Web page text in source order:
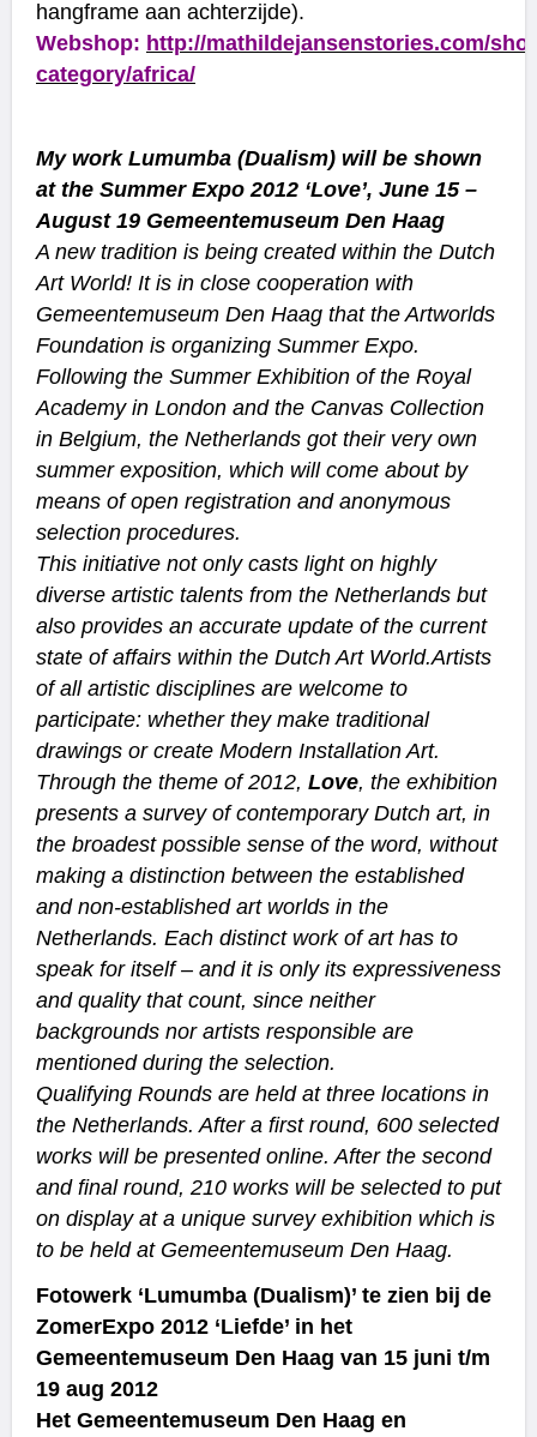
hangframe aan achterzijde).
Webshop: http://mathildejansenstories.com/
category/africa/
My work Lumumba (Dualism) will be shown
at the Summer Expo 2012 ‘Love’, June 15 –
August 19 Gemeentemuseum Den Haag
A new tradition is being created within the Dutch
Art World! It is in close cooperation with
Gemeentemuseum Den Haag that the Artworlds
Foundation is organizing Summer Expo.
Following the Summer Exhibition of the Royal
Academy in London and the Canvas Collection
in Belgium, the Netherlands got their very own
summer exposition, which will come about by
means of open registration and anonymous
selection procedures.
This initiative not only casts light on highly
diverse artistic talents from the Netherlands but
also provides an accurate update of the current
state of affairs within the Dutch Art World.Artists
of all artistic disciplines are welcome to
participate: whether they make traditional
drawings or create Modern Installation Art.
Through the theme of 2012, Love, the exhibition
presents a survey of contemporary Dutch art, in
the broadest possible sense of the word, without
making a distinction between the established
and non-established art worlds in the
Netherlands. Each distinct work of art has to
speak for itself – and it is only its expressiveness
and quality that count, since neither
backgrounds nor artists responsible are
mentioned during the selection.
Qualifying Rounds are held at three locations in
the Netherlands. After a first round, 600 selected
works will be presented online. After the second
and final round, 210 works will be selected to put
on display at a unique survey exhibition which is
to be held at Gemeentemuseum Den Haag.
Fotowerk ‘Lumumba (Dualism)’ te zien bij de
ZomerExpo 2012 ‘Liefde’ in het
Gemeentemuseum Den Haag van 15 juni t/m
19 aug 2012
Het Gemeentemuseum Den Haag en